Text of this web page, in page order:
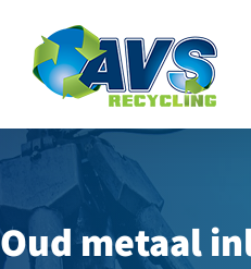
inhoud
Oud metaal